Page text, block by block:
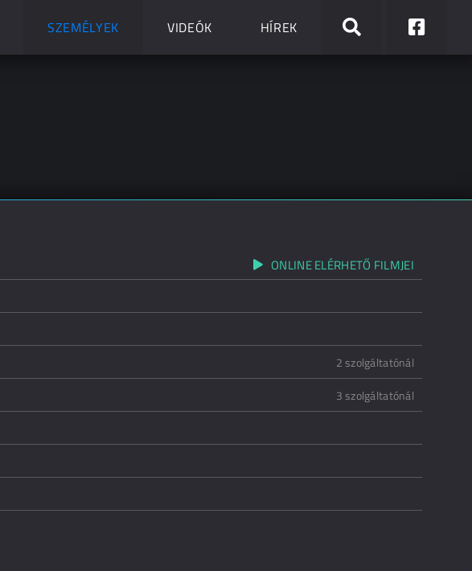
SZEMÉLYEK VIDEÓK HÍREK
ONLINE ELÉRHETŐ FILMJEI
2 szolgáltatónál
3 szolgáltatónál